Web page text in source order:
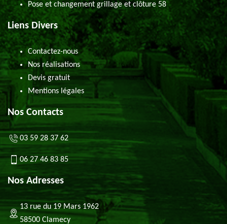
Pose et changement grillage et clôture 58
Liens Divers
Contactez-nous
Nos réalisations
Devis gratuit
Mentions légales
Nos Contacts
03 59 28 37 62
06 27 46 83 85
Nos Adresses
13 rue du 19 Mars 1962
58500 Clamecy